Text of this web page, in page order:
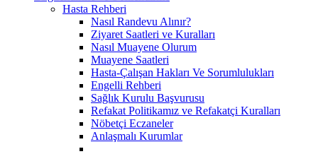
Hasta Rehberi
Nasıl Randevu Alınır?
Ziyaret Saatleri ve Kuralları
Nasıl Muayene Olurum
Muayene Saatleri
Hasta-Çalışan Hakları Ve Sorumlulukları
Engelli Rehberi
Sağlık Kurulu Başvurusu
Refakat Politikamız ve Refakatçi Kuralları
Nöbetçi Eczaneler
Anlaşmalı Kurumlar